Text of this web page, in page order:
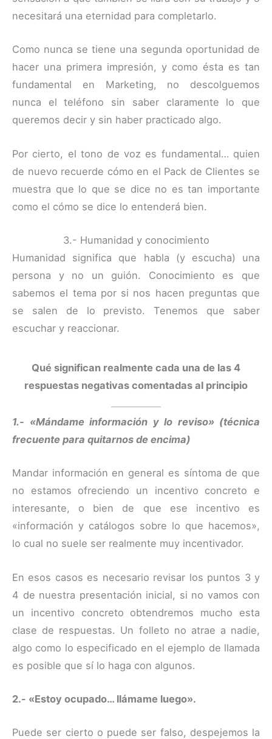
necesitará una eternidad para completarlo.
Como nunca se tiene una segunda oportunidad de
hacer una primera impresión, y como ésta es tan
fundamental en Marketing, no descolguemos
nunca el teléfono sin saber claramente lo que
queremos decir y sin haber practicado algo.
Por cierto, el tono de voz es fundamental… quien
de nuevo recuerde cómo en el Pack de Clientes se
muestra que lo que se dice no es tan importante
como el cómo se dice lo entenderá bien.
3.- Humanidad y conocimiento
Humanidad significa que habla (y escucha) una
persona y no un guión. Conocimiento es que
sabemos el tema por si nos hacen preguntas que
se salen de lo previsto. Tenemos que saber
escuchar y reaccionar.
Qué significan realmente cada una de las 4
respuestas negativas comentadas al principio
1.- «Mándame información y lo reviso» (técnica
frecuente para quitarnos de encima)
Mandar información en general es síntoma de que
no estamos ofreciendo un incentivo concreto e
interesante, o bien de que ese incentivo es
«información y catálogos sobre lo que hacemos»,
lo cual no suele ser realmente muy incentivador.
En esos casos es necesario revisar los puntos 3 y
4 de nuestra presentación inicial, si no vamos con
un incentivo concreto obtendremos mucho esta
clase de respuestas. Un folleto no atrae a nadie,
algo como lo especificado en el ejemplo de llamada
es posible que sí lo haga con algunos.
2.- «Estoy ocupado… llámame luego».
Puede ser cierto o puede ser falso, despejemos la